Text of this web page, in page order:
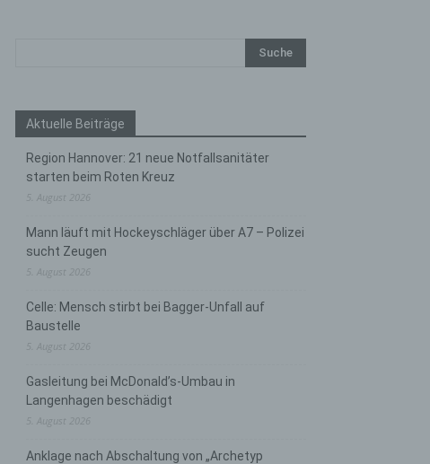
Aktuelle Beiträge
Region Hannover: 21 neue Notfallsanitäter
starten beim Roten Kreuz
5. August 2026
Mann läuft mit Hockeyschläger über A7 – Polizei
sucht Zeugen
5. August 2026
Celle: Mensch stirbt bei Bagger-Unfall auf
Baustelle
5. August 2026
Gasleitung bei McDonald’s-Umbau in
Langenhagen beschädigt
5. August 2026
Anklage nach Abschaltung von „Archetyp